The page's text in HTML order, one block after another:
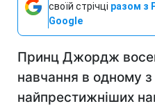
своїй стрічці разом з
Google
Принц Джордж
навчання в одному з
найпрестижніших